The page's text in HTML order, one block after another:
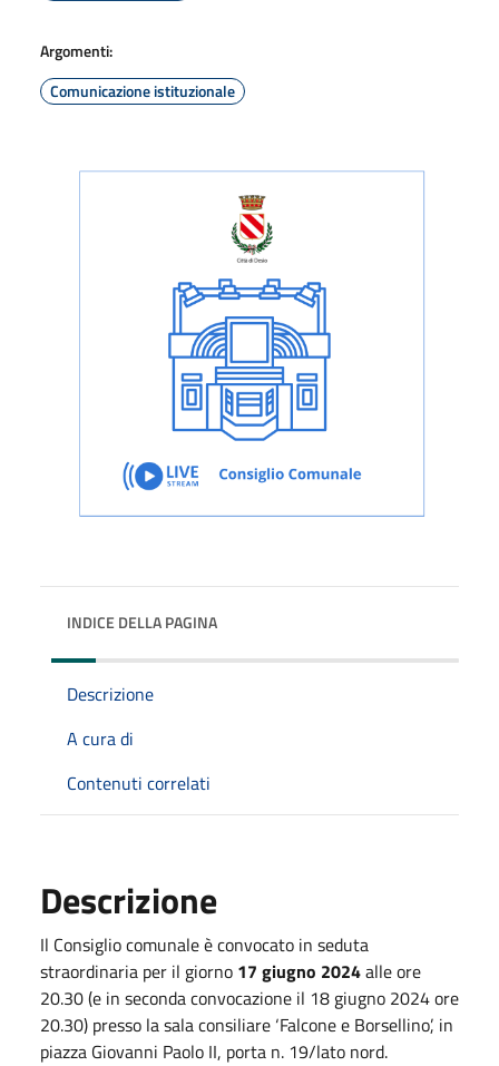
Argomenti:
Comunicazione istituzionale
INDICE DELLA PAGINA
Descrizione
A cura di
Contenuti correlati
Descrizione
Il Consiglio comunale è convocato in seduta
straordinaria per il giorno 17 giugno 2024alle ore
20.30 (e in seconda convocazione il 18 giugno 2024 ore
20.30) presso la sala consiliare ‘Falcone e Borsellino’, in
piazza Giovanni Paolo II, porta n. 19/lato nord.